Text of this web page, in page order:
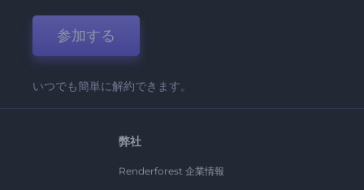
参加する
いつでも簡単に解約できます。
弊社
Renderforest 企業情報